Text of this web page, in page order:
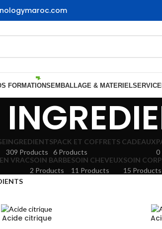
FORMATIONSEMBALLAGE & MATERIELSERVICE
INGREDIENTS
309 Products
PACK ET COFFRETS CADEAUX
6 Products
0
VRACSOIN BARBE
2 Products
SOIN CHEVEUX
11 Products
SOIN
15 Products
Acide citrique